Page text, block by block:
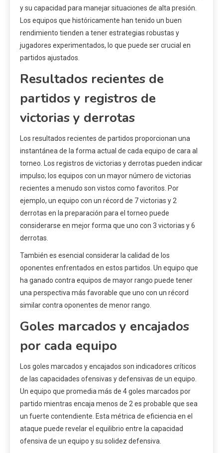
y su capacidad para manejar situaciones de alta presión.
Los equipos que históricamente han tenido un buen
rendimiento tienden a tener estrategias robustas y
jugadores experimentados, lo que puede ser crucial en
partidos ajustados.
Resultados recientes de
partidos y registros de
victorias y derrotas
Los resultados recientes de partidos proporcionan una
instantánea de la forma actual de cada equipo de cara al
torneo. Los registros de victorias y derrotas pueden indicar
impulso; los equipos con un mayor número de victorias
recientes a menudo son vistos como favoritos. Por
ejemplo, un equipo con un récord de 7 victorias y 2
derrotas en la preparación para el torneo puede
considerarse en mejor forma que uno con 3 victorias y 6
derrotas.
También es esencial considerar la calidad de los
oponentes enfrentados en estos partidos. Un equipo que
ha ganado contra equipos de mayor rango puede tener
una perspectiva más favorable que uno con un récord
similar contra oponentes de menor rango.
Goles marcados y encajados
por cada equipo
Los goles marcados y encajados son indicadores críticos
de las capacidades ofensivas y defensivas de un equipo.
Un equipo que promedia más de 4 goles marcados por
partido mientras encaja menos de 2 es probable que sea
un fuerte contendiente. Esta métrica de eficiencia en el
ataque puede revelar el equilibrio entre la capacidad
ofensiva de un equipo y su solidez defensiva.